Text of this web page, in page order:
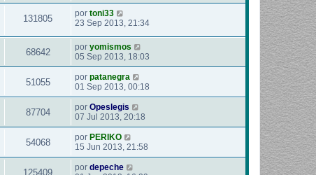
131805 por toni33
23 Sep 2013, 21:34
68642 por yomismos
05 Sep 2013, 18:03
51055 por patanegra
01 Sep 2013, 00:18
87704 por Opeslegis
07 Jul 2013, 20:18
54068 por PERIKO
15 Jun 2013, 21:58
125409 por depeche